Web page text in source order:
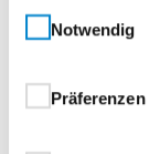
Notwendig
Präferenzen
und Zarge eine
hervorbringen
Unsere fein